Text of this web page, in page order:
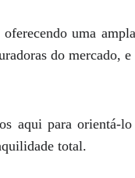
uma
do mercado,
aqui para orientá-
total.